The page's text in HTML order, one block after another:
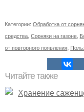
Категории: Обработка от
средства Сорняки на газоне
от повторного появления
Читайте также